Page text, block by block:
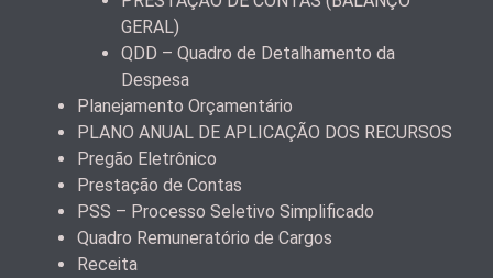
GERAL)
QDD – Quadro de Detalhamento da
Despesa
Planejamento Orçamentário
PLANO ANUAL DE APLICAÇÃO DOS RECURSOS
Pregão Eletrônico
Prestação de Contas
PSS – Processo Seletivo Simplificado
Quadro Remuneratório de Cargos
Receita